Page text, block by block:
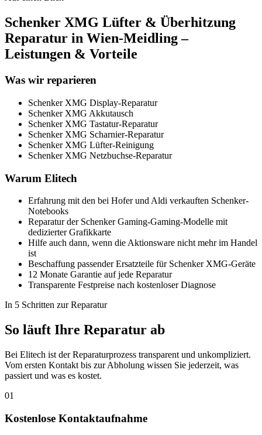
Schenker XMG Lüfter & Überhitzung
Reparatur in Wien-Meidling –
Leistungen & Vorteile
Was wir reparieren
Schenker XMG Display-Reparatur
Schenker XMG Akkutausch
Schenker XMG Tastatur-Reparatur
Schenker XMG Scharnier-Reparatur
Schenker XMG Lüfter-Reinigung
Schenker XMG Netzbuchse-Reparatur
Warum Elitech
Erfahrung mit den bei Hofer und Aldi verkauften Schenker-
Notebooks
Reparatur der Schenker Gaming-Gaming-Modelle mit
dedizierter Grafikkarte
Hilfe auch dann, wenn die Aktionsware nicht mehr im Handel
ist
Beschaffung passender Ersatzteile für Schenker XMG-Geräte
12 Monate Garantie auf jede Reparatur
Transparente Festpreise nach kostenloser Diagnose
In 5 Schritten zur Reparatur
So läuft Ihre Reparatur ab
Bei Elitech ist der Reparaturprozess transparent und unkompliziert.
Vom ersten Kontakt bis zur Abholung wissen Sie jederzeit, was
passiert und was es kostet.
01
Kostenlose Kontaktaufnahme